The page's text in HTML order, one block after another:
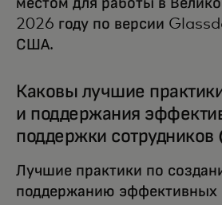
местом для работы в
2026 году по версии
США.
Каковы лучшие
и поддержания
поддержки
Лучшие практики по
поддержанию эффективных